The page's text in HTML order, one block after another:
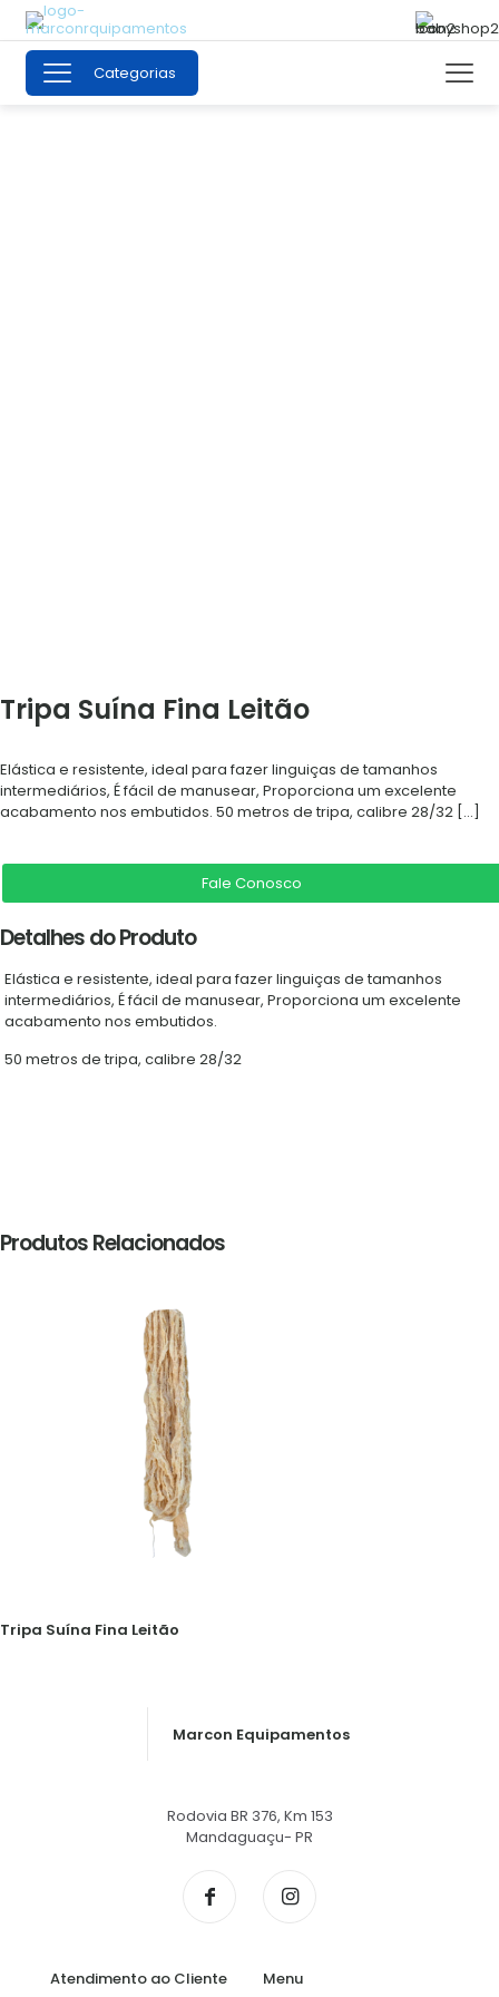
Categorias
Tripa Suína Fina Leitão
Elástica e resistente, ideal para fazer linguiças de tamanhos
intermediários, É fácil de manusear, Proporciona um excelente
acabamento nos embutidos. 50 metros de tripa, calibre 28/32 […]
Fale Conosco
Detalhes do Produto
Elástica e resistente, ideal para fazer linguiças de tamanhos
intermediários, É fácil de manusear, Proporciona um excelente
acabamento nos embutidos.
50 metros de tripa, calibre 28/32
Produtos Relacionados
Tripa Suína Fina Leitão
Marcon Equipamentos
Rodovia BR 376, Km 153
Mandaguaçu- PR
Atendimento ao Cliente Menu